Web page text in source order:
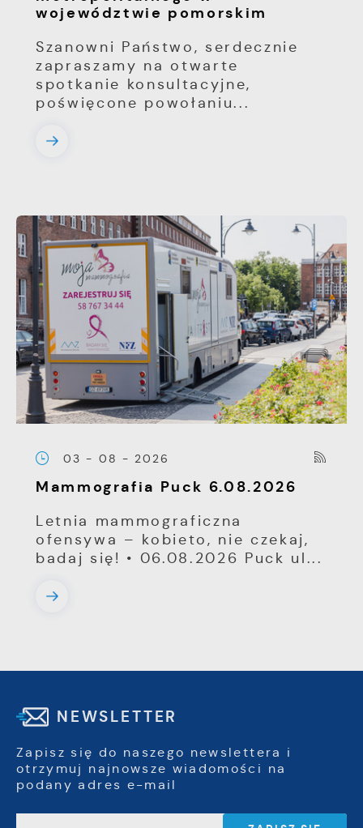
województwie pomorskim
Szanowni Państwo, serdecznie
zapraszamy na otwarte
spotkanie konsultacyjne,
poświęcone powołaniu...
03 - 08 - 2026
Mammografia Puck 6.08.2026
Letnia mammograficzna
ofensywa – kobieto, nie czekaj,
badaj się! • 06.08.2026 Puck ul...
NEWSLETTER
Zapisz się do naszego newslettera i
otrzymuj najnowsze wiadomości na
podany adres e-mail